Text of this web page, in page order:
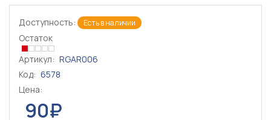
Доступность: Есть в наличии
Остаток
Артикул: RGAR006
Код: 6578
Цена:
90₽